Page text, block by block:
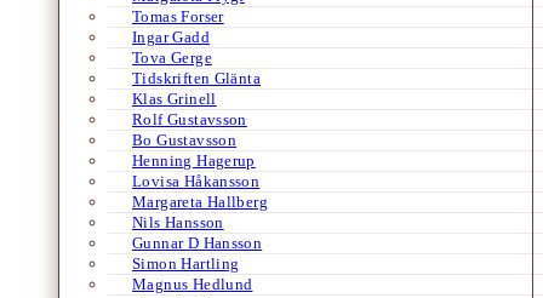
Tomas Forser
Ingar Gadd
Tova Gerge
Tidskriften Glänta
Klas Grinell
Rolf Gustavsson
Bo Gustavsson
Henning Hagerup
Lovisa Håkansson
Margareta Hallberg
Nils Hansson
Gunnar D Hansson
Simon Hartling
Magnus Hedlund